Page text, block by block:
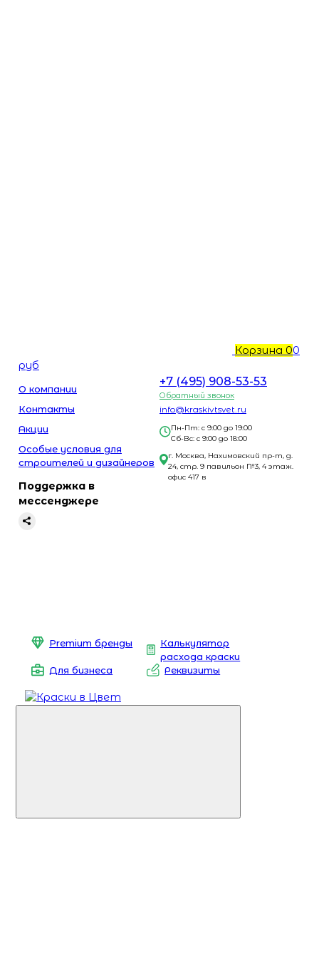
Корзина 00
руб
О компании
Контакты
Акции
Особые условия для
строителей и дизайнеров
Поддержка в
мессенджере
+7 (495) 908-53-53
Обратный звонок
info@kraskivtsvet.ru
Пн-Пт: с 9:00 до 19:00
Сб-Вс: с 9:00 до 18:00
г. Москва, Нахимовский пр-т, д.
24, стр. 9 павильон №3, 4 этаж.
офис 417 в
Premium бренды
Калькулятор
расхода краски
Для бизнеса
Реквизиты